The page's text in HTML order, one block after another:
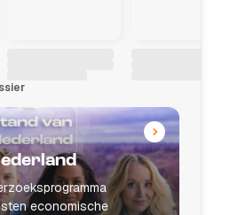
economische